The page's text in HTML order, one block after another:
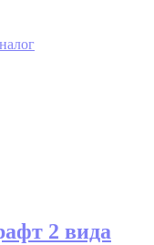
2 вида